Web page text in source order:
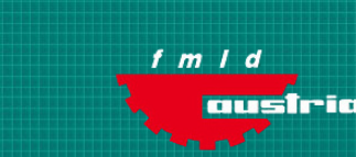
Schüttguttechnik Flüssigkeitstechnik
Zur
Navigation
springen
Zum
Inhalt
springen